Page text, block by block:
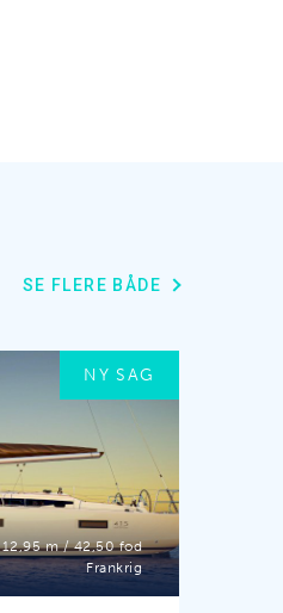
SE FLERE BÅDE
NY SAG
12,95 m / 42,50 fod
Frankrig